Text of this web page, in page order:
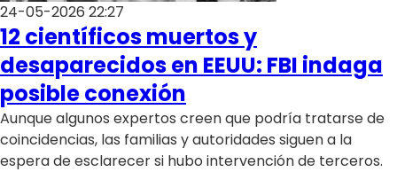
24-05-2026 22:27
12 científicos muertos y
desaparecidos en EEUU: FBI indaga
posible conexión
Aunque algunos expertos creen que podría tratarse de
coincidencias, las familias y autoridades siguen a la
espera de esclarecer si hubo intervención de terceros.
Programas
Club De La Comedia